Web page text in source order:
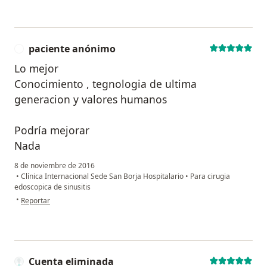
paciente anónimo
Lo mejor
Conocimiento , tegnologia de ultima
generacion y valores humanos
Podría mejorar
Nada
8 de noviembre de 2016
• Clínica Internacional Sede San Borja Hospitalario • Para cirugia
edoscopica de sinusitis
• en opinión del usuario paciente anónimo
Reportar
Cuenta eliminada